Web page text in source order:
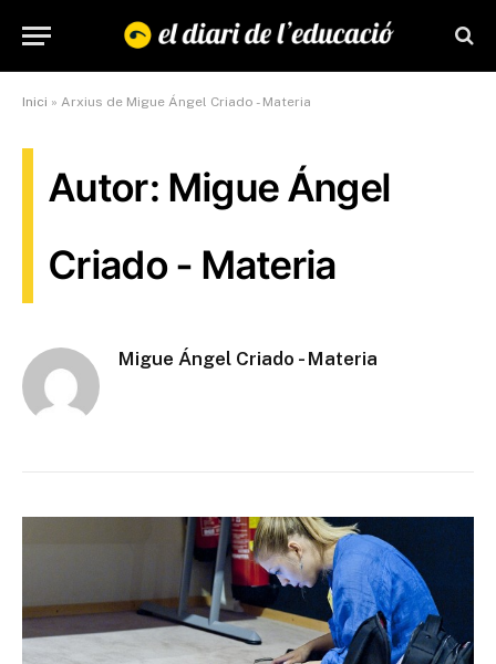
Inici » Arxius de Migue Ángel Criado - Materia
Autor: Migue Ángel
Criado - Materia
Migue Ángel Criado - Materia